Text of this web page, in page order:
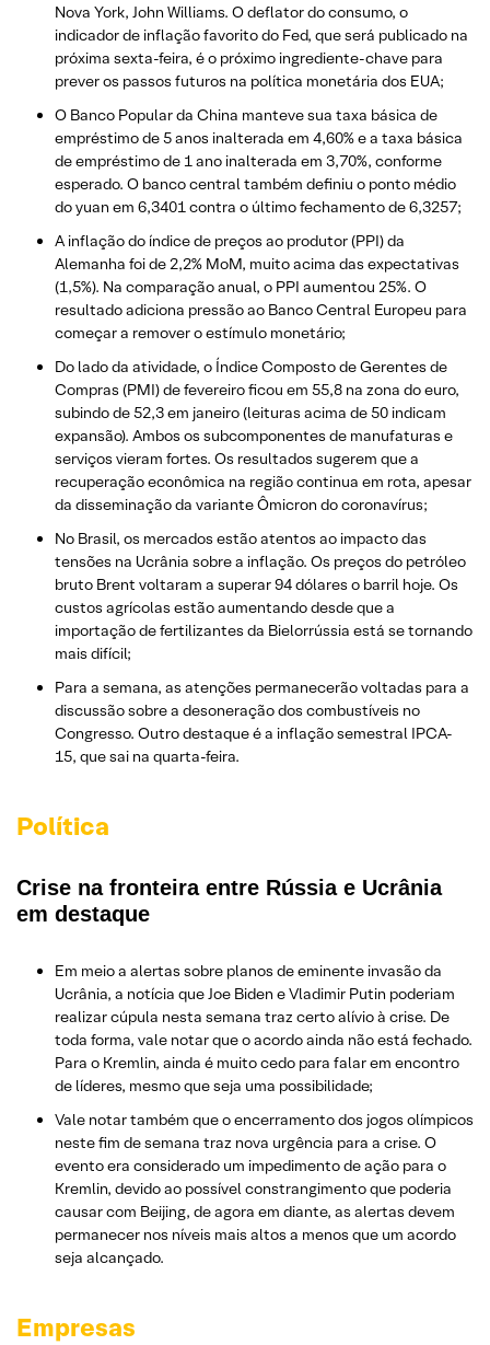
Nova York, John Williams. O deflator do consumo, o
indicador de inflação favorito do Fed, que será publicado na
próxima sexta-feira, é o próximo ingrediente-chave para
prever os passos futuros na política monetária dos EUA;
O Banco Popular da China manteve sua taxa básica de
empréstimo de 5 anos inalterada em 4,60% e a taxa básica
de empréstimo de 1 ano inalterada em 3,70%, conforme
esperado. O banco central também definiu o ponto médio
do yuan em 6,3401 contra o último fechamento de 6,3257;
A inflação do índice de preços ao produtor (PPI) da
Alemanha foi de 2,2% MoM, muito acima das expectativas
(1,5%). Na comparação anual, o PPI aumentou 25%. O
resultado adiciona pressão ao Banco Central Europeu para
começar a remover o estímulo monetário;
Do lado da atividade, o Índice Composto de Gerentes de
Compras (PMI) de fevereiro ficou em 55,8 na zona do euro,
subindo de 52,3 em janeiro (leituras acima de 50 indicam
expansão). Ambos os subcomponentes de manufaturas e
serviços vieram fortes. Os resultados sugerem que a
recuperação econômica na região continua em rota, apesar
da disseminação da variante Ômicron do coronavírus;
No Brasil, os mercados estão atentos ao impacto das
tensões na Ucrânia sobre a inflação. Os preços do petróleo
bruto Brent voltaram a superar 94 dólares o barril hoje. Os
custos agrícolas estão aumentando desde que a
importação de fertilizantes da Bielorrússia está se tornando
mais difícil;
Para a semana, as atenções permanecerão voltadas para a
discussão sobre a desoneração dos combustíveis no
Congresso. Outro destaque é a inflação semestral IPCA-
15, que sai na quarta-feira.
Política
Crise na fronteira entre Rússia e Ucrânia
em destaque
Em meio a alertas sobre planos de eminente invasão da
Ucrânia, a notícia que Joe Biden e Vladimir Putin poderiam
realizar cúpula nesta semana traz certo alívio à crise. De
toda forma, vale notar que o acordo ainda não está fechado.
Para o Kremlin, ainda é muito cedo para falar em encontro
de líderes, mesmo que seja uma possibilidade;
Vale notar também que o encerramento dos jogos olímpicos
neste fim de semana traz nova urgência para a crise. O
evento era considerado um impedimento de ação para o
Kremlin, devido ao possível constrangimento que poderia
causar com Beijing, de agora em diante, as alertas devem
permanecer nos níveis mais altos a menos que um acordo
seja alcançado.
Empresas